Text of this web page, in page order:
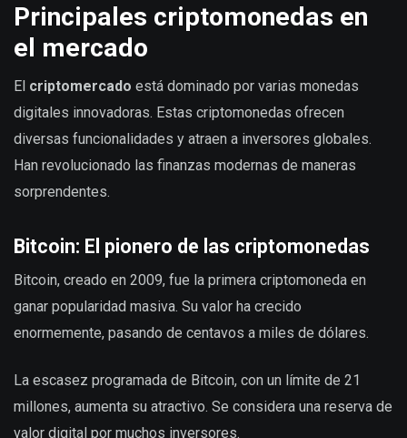
Principales criptomonedas en
el mercado
El criptomercado está dominado por varias monedas
digitales innovadoras. Estas criptomonedas ofrecen
diversas funcionalidades y atraen a inversores globales.
Han revolucionado las finanzas modernas de maneras
sorprendentes.
Bitcoin: El pionero de las criptomonedas
Bitcoin, creado en 2009, fue la primera criptomoneda en
ganar popularidad masiva. Su valor ha crecido
enormemente, pasando de centavos a miles de dólares.
La escasez programada de Bitcoin, con un límite de 21
millones, aumenta su atractivo. Se considera una reserva de
valor digital por muchos inversores.